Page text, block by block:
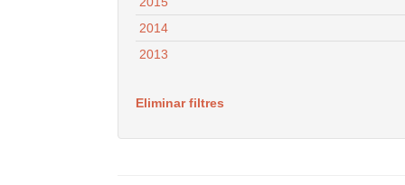
2014
2013
Eliminar filtres